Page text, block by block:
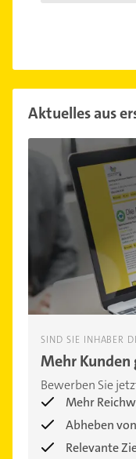
Aktuelles aus
SIND SIE INHABER
Mehr Kunden
Bewerben Sie
Mehr
Abheben
Relevante